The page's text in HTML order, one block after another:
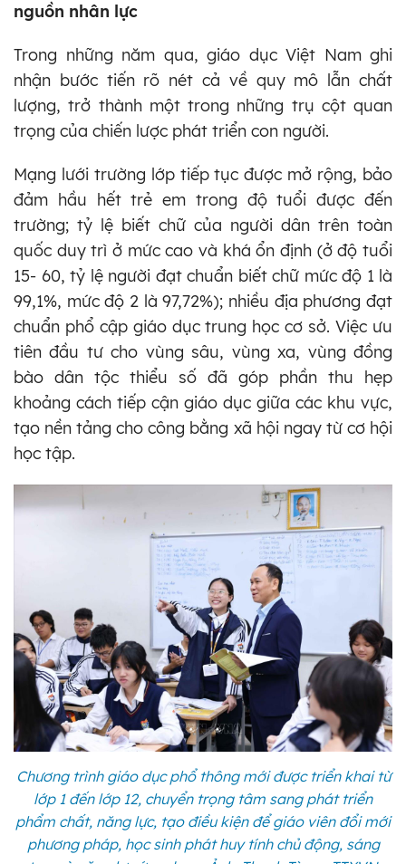
nguồn nhân lực
Trong những năm qua, giáo dục Việt Nam ghi
nhận bước tiến rõ nét cả về quy mô lẫn chất
lượng, trở thành một trong những trụ cột quan
trọng của chiến lược phát triển con người.
Mạng lưới trường lớp tiếp tục được mở rộng, bảo
đảm hầu hết trẻ em trong độ tuổi được đến
trường; tỷ lệ biết chữ của người dân trên toàn
quốc duy trì ở mức cao và khá ổn định (ở độ tuổi
15- 60, tỷ lệ người đạt chuẩn biết chữ mức độ 1 là
99,1%, mức độ 2 là 97,72%); nhiều địa phương đạt
chuẩn phổ cập giáo dục trung học cơ sở. Việc ưu
tiên đầu tư cho vùng sâu, vùng xa, vùng đồng
bào dân tộc thiểu số đã góp phần thu hẹp
khoảng cách tiếp cận giáo dục giữa các khu vực,
tạo nền tảng cho công bằng xã hội ngay từ cơ hội
học tập.
Chương trình giáo dục phổ thông mới được triển khai từ
lớp 1 đến lớp 12, chuyển trọng tâm sang phát triển
phẩm chất, năng lực, tạo điều kiện để giáo viên đổi mới
phương pháp, học sinh phát huy tính chủ động, sáng